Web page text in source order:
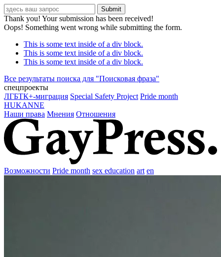
Thank you! Your submission has been received!
Oops! Something went wrong while submitting the form.
This is some text inside of a div block.
This is some text inside of a div block.
This is some text inside of a div block.
Все результаты поиска для "Поисковая фраза"
спецпроекты
ЛГБТК+-миграция Special Safety Project Pride month
HUKANNE
Наши права Мнения Отношения
Возможности Pride month sex education art en